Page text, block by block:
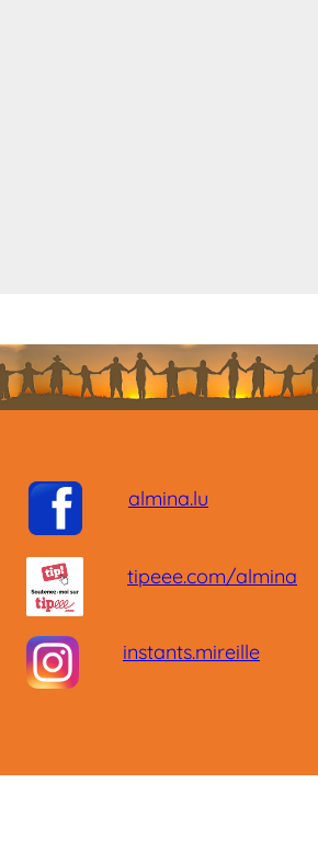
almina.lu
tipeee.com/almina
instants.mireille